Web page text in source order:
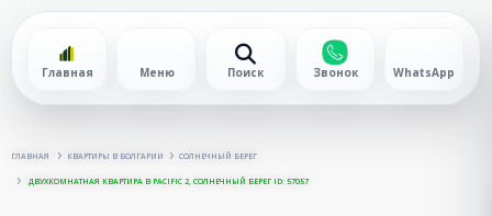
Главная Меню Поиск Звонок WhatsApp
ГЛАВНАЯ КВАРТИРЫ В БОЛГАРИИ СОЛНЕЧНЫЙ БЕРЕГ
ДВУХКОМНАТНАЯ КВАРТИРА В PACIFIC 2, СОЛНЕЧНЫЙ БЕРЕГ ID: 57057